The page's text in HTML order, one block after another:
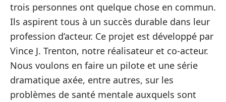
trois personnes ont quelque chose en commun.
Ils aspirent tous à un succès durable dans leur
profession d’acteur. Ce projet est développé par
Vince J. Trenton, notre réalisateur et co-acteur.
Nous voulons en faire un pilote et une série
dramatique axée, entre autres, sur les
problèmes de santé mentale auxquels sont